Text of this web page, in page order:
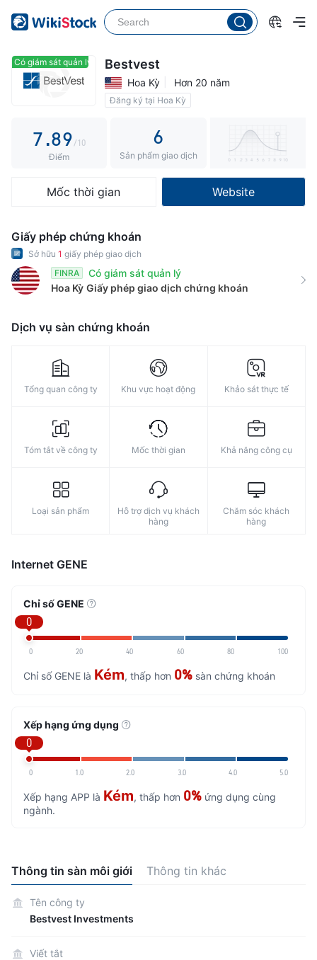
Có giám sát quản lý Có giám sát quản lý
Bestvest
Hoa Kỳ Hơn 20 năm
Đăng ký tại Hoa Kỳ
2
4
5
7.
3
5
6
8
9
4
6
7
9 /10
Điểm
6
Sản phẩm giao dịch
Mốc thời gian Website
Giấy phép chứng khoán
Sở hữu 1 giấy phép giao dịch
FINRA
Có giám sát quản lý
Hoa Kỳ Giấy phép giao dịch chứng khoán
Dịch vụ sàn chứng khoán
Tổng quan công ty Khu vực hoạt động Khảo sát thực tế
Tóm tắt về công ty Mốc thời gian Khả năng công cụ
Loại sản phẩm
Hỗ trợ dịch vụ khách
hàng
Chăm sóc khách
hàng
Internet GENE
Chỉ số GENE
0
0 20 40 60 80 100
Chỉ số GENE là Kém, thấp hơn 0% sàn chứng khoán
Xếp hạng ứng dụng
0
0 1.0 2.0 3.0 4.0 5.0
Xếp hạng APP là Kém, thấp hơn 0% ứng dụng cùng
ngành.
Thông tin sàn môi giới Thông tin khác
Tên công ty
Bestvest Investments
Viết tắt